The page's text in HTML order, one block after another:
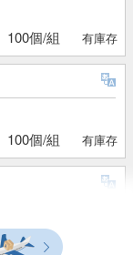
100個/組 有庫存
100個/組 有庫存
100個/組